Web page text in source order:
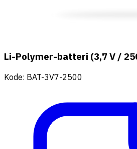
Li-Polymer-batteri (3,7 V /
Kode: BAT-3V7-2500